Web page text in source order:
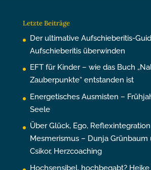
Letzte Beiträge
Der ultimative Aufschieberitis-
Aufschieberitis überwinden
EFT für Kinder – wie das Buch
Zauberpunkte“ entstanden ist
Energetisches Ausmisten –
Seele
Über Glück, Ego,
Mesmerismus – Dunja Grünbaum
Csikor, Herzcoaching
Hochsensibel, hochbegabt?